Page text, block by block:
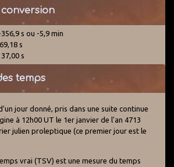
s ou -5,9 min
s
s
temps
jour donné, pris dans une suite continue
à 12h00 UT le 1er janvier de l'an 4713
julien proleptique (ce premier jour est le
vrai (TSV) est une mesure du temps